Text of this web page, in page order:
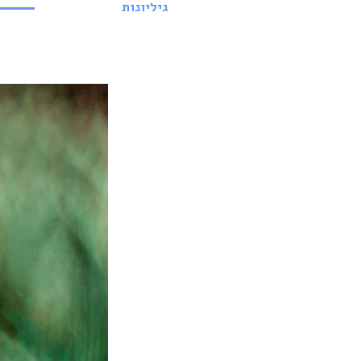
גיליונות